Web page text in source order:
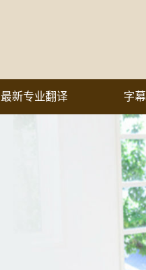
最新专业翻译 字